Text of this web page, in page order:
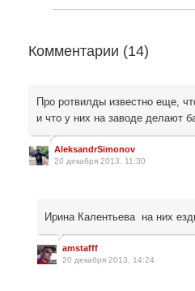
Комментарии (14)
Про ротвилды известно еще,
и что у них на заводе делают
AleksandrSimonov
20 декабря 2013, 11:30
Ирина Калентьева на них
amstafff
20 декабря 2013, 14:24